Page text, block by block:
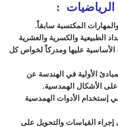
الرياضيات :
المكتسبة سابقاً.
الطبيعية والكسرية والعشرية
الأساسية عليها ومدركاً لخواص كل
الأولية في الهندسة عن
الأشكال الهمدسية.
إستخدام الأدوات الهمدسية
إجراء القياسات والتحويل على